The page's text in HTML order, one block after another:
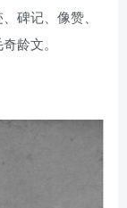
碑记、像赞、
龄文。